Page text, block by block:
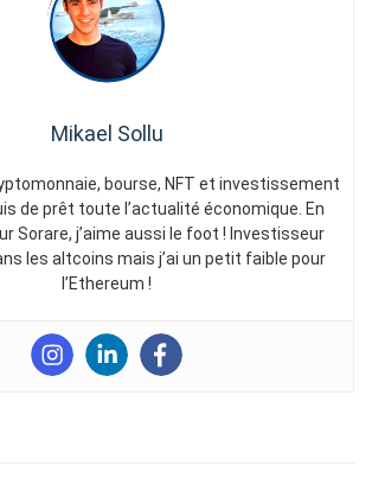
Mikael Sollu
bourse, NFT et investissement
de prêt toute l’actualité économique. En
Sorare, j’aime aussi le foot ! Investisseur
les altcoins mais j’ai un petit faible pour
l’Ethereum !